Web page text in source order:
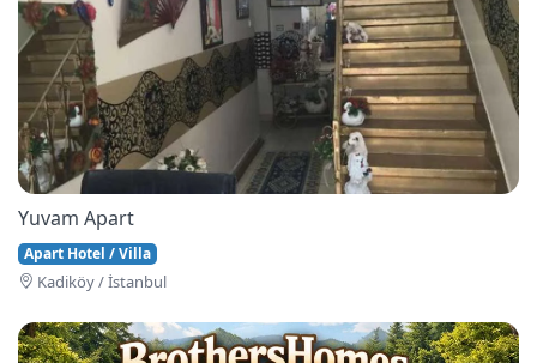
Yuvam Apart
Apart Hotel / Villa
Kadiköy / İstanbul